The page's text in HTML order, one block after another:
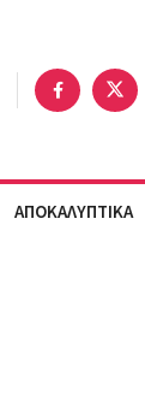
ΑΠΟΚΑΛΥΠΤΙΚΑ